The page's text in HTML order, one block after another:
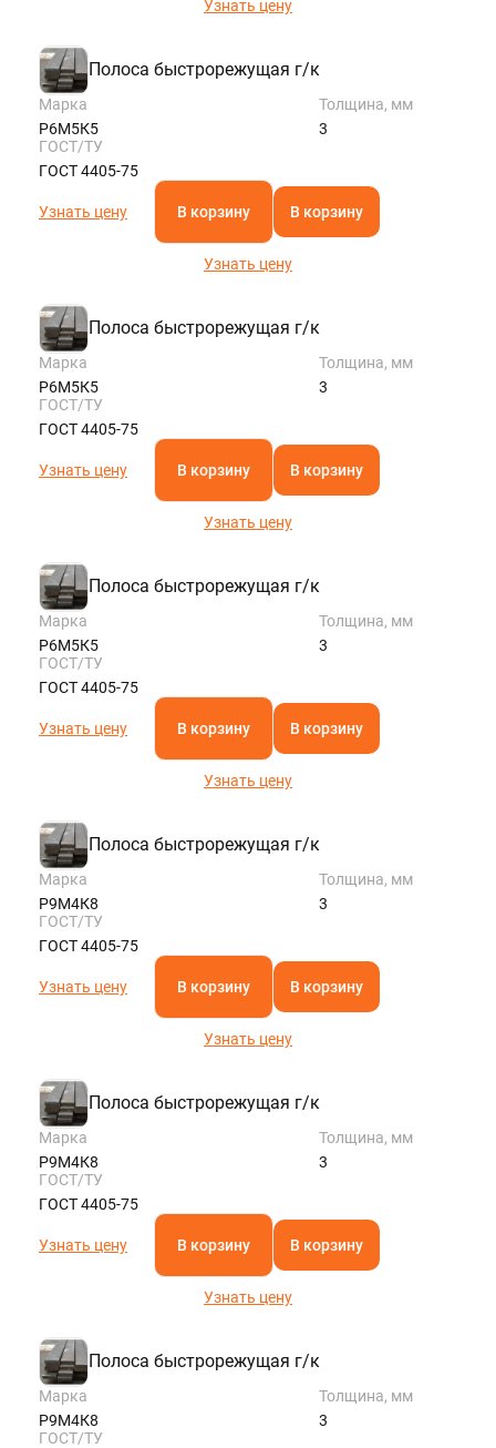
Узнать цену
Полоса быстрорежущая г/к
Марка
Р6М5К5
Толщина, мм
3
ГОСТ/ТУ
ГОСТ 4405-75
Узнать цену В корзину В корзину
Узнать цену
Полоса быстрорежущая г/к
Марка
Р6М5К5
Толщина, мм
3
ГОСТ/ТУ
ГОСТ 4405-75
Узнать цену В корзину В корзину
Узнать цену
Полоса быстрорежущая г/к
Марка
Р6М5К5
Толщина, мм
3
ГОСТ/ТУ
ГОСТ 4405-75
Узнать цену В корзину В корзину
Узнать цену
Полоса быстрорежущая г/к
Марка
Р9М4К8
Толщина, мм
3
ГОСТ/ТУ
ГОСТ 4405-75
Узнать цену В корзину В корзину
Узнать цену
Полоса быстрорежущая г/к
Марка
Р9М4К8
Толщина, мм
3
ГОСТ/ТУ
ГОСТ 4405-75
Узнать цену В корзину В корзину
Узнать цену
Полоса быстрорежущая г/к
Марка
Р9М4К8
Толщина, мм
3
ГОСТ/ТУ